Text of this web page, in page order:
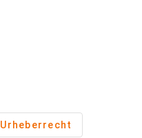
Urheberrecht